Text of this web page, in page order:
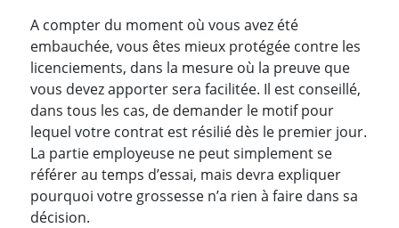
A compter du moment où vous avez été
embauchée, vous êtes mieux protégée contre les
licenciements, dans la mesure où la preuve que
vous devez apporter sera facilitée. Il est conseillé,
dans tous les cas, de demander le motif pour
lequel votre contrat est résilié dès le premier jour.
La partie employeuse ne peut simplement se
référer au temps d’essai, mais devra expliquer
pourquoi votre grossesse n’a rien à faire dans sa
décision.